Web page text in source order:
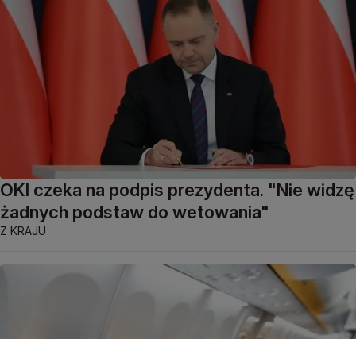
OKI czeka na podpis prezydenta. "Nie widzę
żadnych podstaw do wetowania"
Z KRAJU